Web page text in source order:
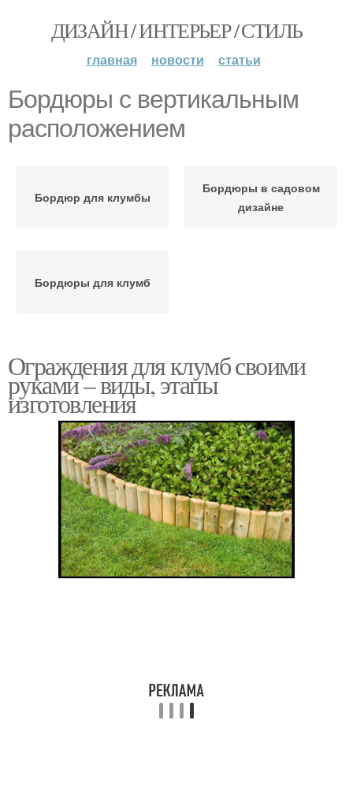
ДИЗАЙН / ИНТЕРЬЕР / СТИЛЬ
главная новости статьи
Бордюры с вертикальным
расположением
Бордюр для клумбы
Бордюры в садовом
дизайне
Бордюры для клумб
Ограждения для клумб своими
руками – виды, этапы
изготовления